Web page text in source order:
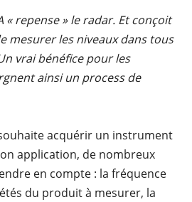
« repense » le radar. Et conçoit
mesurer les niveaux dans tous
vrai bénéfice pour les
ainsi un process de
acquérir un instrument
application, de nombreux
en compte : la fréquence
du produit à mesurer, la